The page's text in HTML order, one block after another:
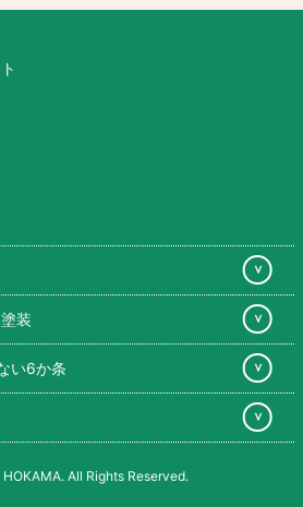
＞
装 ＞
い6か条 ＞
＞
All Rights Reserved.